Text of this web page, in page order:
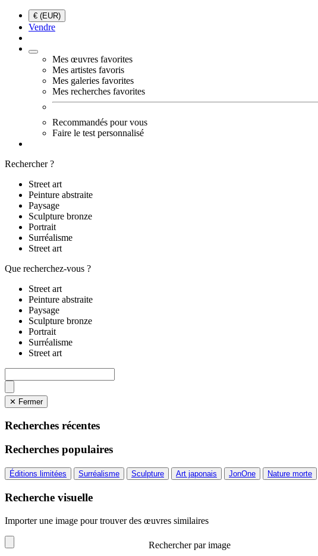
€ (EUR)
Vendre
Mes œuvres favorites
Mes artistes favoris
Mes galeries favorites
Mes recherches favorites
Recommandés pour vous
Faire le test personnalisé
Rechercher ?
Street art
Peinture abstraite
Paysage
Sculpture bronze
Portrait
Surréalisme
Street art
Que recherchez-vous ?
Street art
Peinture abstraite
Paysage
Sculpture bronze
Portrait
Surréalisme
Street art
✕ Fermer
Recherches récentes
Recherches populaires
Éditions limitées Surréalisme Sculpture Art japonais JonOne Nature morte
Recherche visuelle
Importer une image pour trouver des œuvres similaires
Rechercher par image